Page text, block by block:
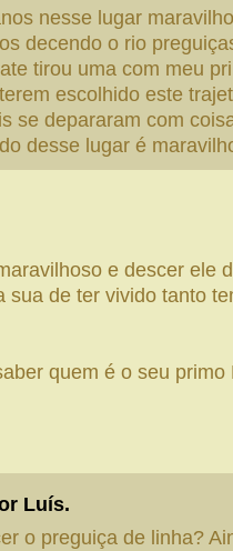
nesse lugar
decendo o rio
tirou uma com meu
escolhido este
se depararam com
desse lugar é
e descer ele
sua de ter vivido tanto
quem é o seu primo
Luís.
o preguiça de linha?